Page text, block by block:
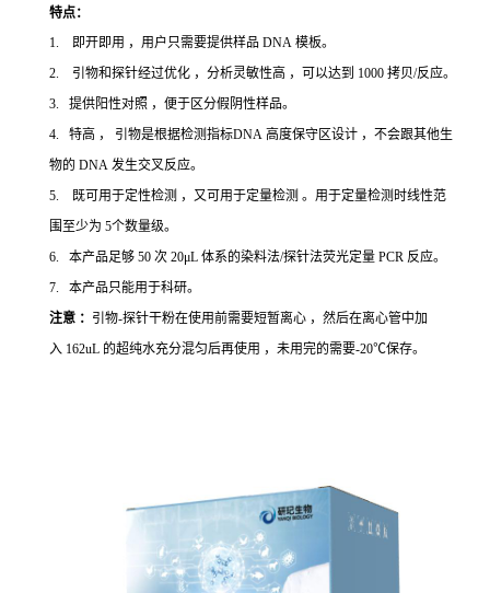
特点：
1. 即开即用 ，用户只需要提供样品 DNA 模板。
2. 引物和探针经过优化 ，分析灵敏性高 ，可以达到 1000 拷贝/反应。
3. 提供阳性对照 ，便于区分假阴性样品。
4. 特高 ， 引物是根据检测指标DNA 高度保守区设计 ，不会跟其他生
物的 DNA 发生交叉反应。
5. 既可用于定性检测 ，又可用于定量检测 。用于定量检测时线性范
围至少为 5个数量级。
6. 本产品足够 50 次 20μL 体系的染料法/探针法荧光定量 PCR 反应。
7. 本产品只能用于科研。
注意 ： 引物-探针干粉在使用前需要短暂离心 ，然后在离心管中加
入 162uL 的超纯水充分混匀后再使用 ，未用完的需要-20℃保存。